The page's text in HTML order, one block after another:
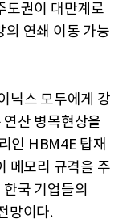
도권이 대만계로
연쇄 이동 가능
닉스 모두에게 강
산 병목현상을
인 HBM4E 탑재
메모리 규격을 주
국 기업들의
망이다.